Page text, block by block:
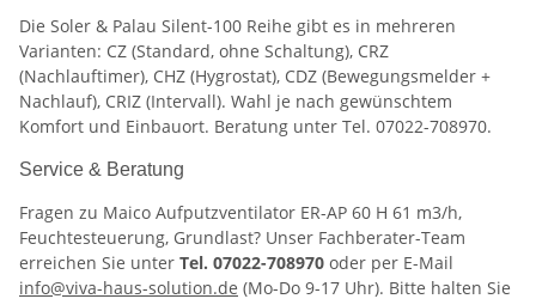
Die Soler & Palau Silent-100 Reihe gibt es in mehreren
Varianten: CZ (Standard, ohne Schaltung), CRZ
(Nachlauftimer), CHZ (Hygrostat), CDZ (Bewegungsmelder +
Nachlauf), CRIZ (Intervall). Wahl je nach gewünschtem
Komfort und Einbauort. Beratung unter Tel. 07022-708970.
Service & Beratung
Fragen zu Maico Aufputzventilator ER-AP 60 H 61 m3/h,
Feuchtesteuerung, Grundlast? Unser Fachberater-Team
erreichen Sie unter Tel. 07022-708970 oder per E-Mail
info@viva-haus-solution.de (Mo-Do 9-17 Uhr). Bitte halten Sie